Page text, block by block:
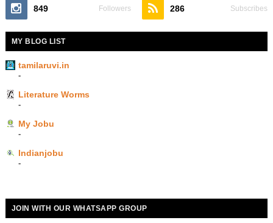
849 Followers 286 Subscribes
MY BLOG LIST
tamilaruvi.in
-
Literature Worms
-
My Jobu
-
Indianjobu
-
JOIN WITH OUR WHATSAPP GROUP